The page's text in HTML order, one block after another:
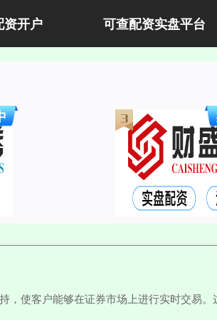
资开户 可查配资实盘平台
使客户能够在证券市场上进行实时交易